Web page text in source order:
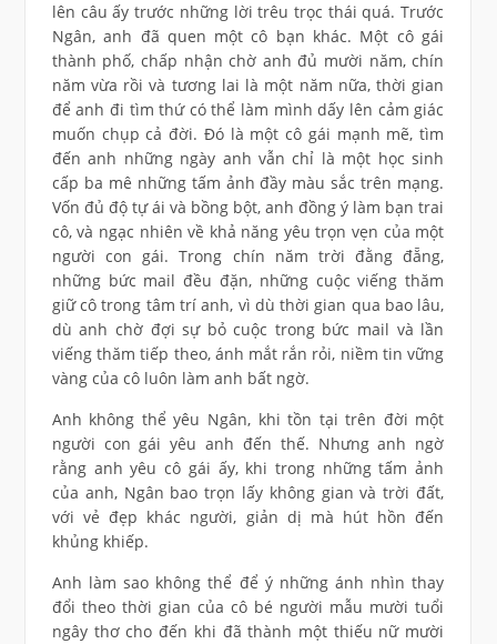
lên câu ấy trước những lời trêu trọc thái quá. Trước
Ngân, anh đã quen một cô bạn khác. Một cô gái
thành phố, chấp nhận chờ anh đủ mười năm, chín
năm vừa rồi và tương lai là một năm nữa, thời gian
để anh đi tìm thứ có thể làm mình dấy lên cảm giác
muốn chụp cả đời. Đó là một cô gái mạnh mẽ, tìm
đến anh những ngày anh vẫn chỉ là một học sinh
cấp ba mê những tấm ảnh đầy màu sắc trên mạng.
Vốn đủ độ tự ái và bồng bột, anh đồng ý làm bạn trai
cô, và ngạc nhiên về khả năng yêu trọn vẹn của một
người con gái. Trong chín năm trời đằng đẵng,
những bức mail đều đặn, những cuộc viếng thăm
giữ cô trong tâm trí anh, vì dù thời gian qua bao lâu,
dù anh chờ đợi sự bỏ cuộc trong bức mail và lần
viếng thăm tiếp theo, ánh mắt rắn rỏi, niềm tin vững
vàng của cô luôn làm anh bất ngờ.
Anh không thể yêu Ngân, khi tồn tại trên đời một
người con gái yêu anh đến thế. Nhưng anh ngờ
rằng anh yêu cô gái ấy, khi trong những tấm ảnh
của anh, Ngân bao trọn lấy không gian và trời đất,
với vẻ đẹp khác người, giản dị mà hút hồn đến
khủng khiếp.
Anh làm sao không thể để ý những ánh nhìn thay
đổi theo thời gian của cô bé người mẫu mười tuổi
ngây thơ cho đến khi đã thành một thiếu nữ mười